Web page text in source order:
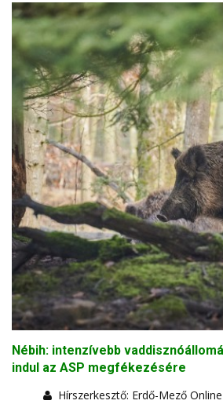
Nébih: intenzívebb
indul az ASP megfékezésére
Hírszerkesztő: Erdő-Mező Online